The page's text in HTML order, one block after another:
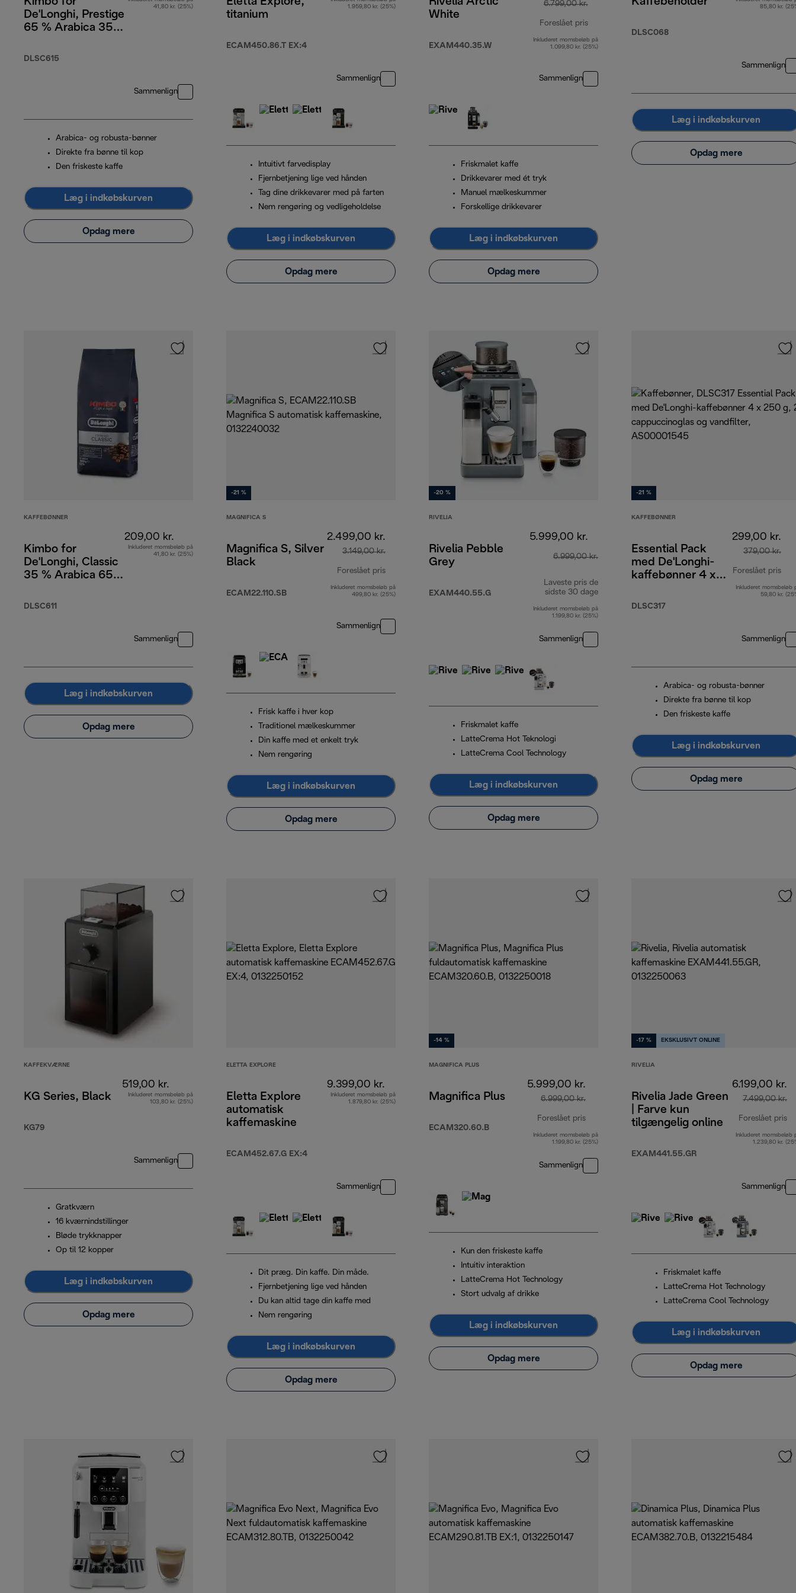
De'Longhi, Prestige
65 % Arabica 35
DLSC615
41,80 kr. (25%)
Sammenlign
Arabica- og robusta-bønner
Direkte fra bønne til kop
Den friskeste kaffe
Læg i indkøbskurven
Opdag mere
titanium
ECAM450.86.T EX:4
1.959,80 kr. (25%)
Sammenlign
Intuitivt farvedisplay
Fjernbetjening lige ved hånden
Tag dine drikkevarer med på farten
Nem rengøring og vedligeholdelse
Læg i indkøbskurven
Opdag mere
White
EXAM440.35.W
6.799,00 kr.
Foreslået pris
oprindelig pris 6.799,00 kr.
Inkluderet momsbeløb på
1.099,80 kr. (25%)
Sammenlign
Friskmalet kaffe
Drikkevarer med ét tryk
Manuel mælkeskummer
Forskellige drikkevarer
Læg i indkøbskurven
Opdag mere
DLSC068
85,80 kr.
Sammenlign
Læg i indkøbskurven
Opdag mere
KAFFEBØNNER
Kimbo for
De'Longhi, Classic
35 % Arabica 65
DLSC611
209,00 kr.
Inkluderet momsbeløb på
41,80 kr. (25%)
Sammenlign
Læg i indkøbskurven
Opdag mere
-21 %
MAGNIFICA S
Magnifica S, Silver
Black
ECAM22.110.SB
2.499,00 kr.
3.149,00 kr.
Foreslået pris
oprindelig pris 3.149,00 kr.
Inkluderet momsbeløb på
499,80 kr. (25%)
Sammenlign
Frisk kaffe i hver kop
Traditionel mælkeskummer
Din kaffe med et enkelt tryk
Nem rengøring
Læg i indkøbskurven
Opdag mere
-20 %
RIVELIA
Rivelia Pebble
Grey
EXAM440.55.G
5.999,00 kr.
6.999,00 kr.
Laveste pris de
sidste 30 dage
Inkluderet momsbeløb på
1.199,80 kr. (25%)
Sammenlign
Friskmalet kaffe
LatteCrema Hot Teknologi
LatteCrema Cool Technology
Læg i indkøbskurven
Opdag mere
-21 %
KAFFEBØNNER
Essential Pack
med De'Longhi-
kaffebønner 4 x
cappuccinoglas og
DLSC317
299,00 kr.
379,00 kr.
Foreslået pris
Inkluderet momsbeløb
59,80 kr.
Sammenlign
Arabica- og robusta-bønner
Direkte fra bønne til kop
Den friskeste kaffe
Læg i indkøbskurven
Opdag mere
KAFFEKVÆRNE
KG Series, Black
KG79
519,00 kr.
Inkluderet momsbeløb på
103,80 kr. (25%)
Sammenlign
Gratkværn
16 kværnindstillinger
Bløde trykknapper
Op til 12 kopper
Læg i indkøbskurven
Opdag mere
ELETTA EXPLORE
Eletta Explore
automatisk
kaffemaskine
ECAM452.67.G EX:4
9.399,00 kr.
Inkluderet momsbeløb på
1.879,80 kr. (25%)
Sammenlign
Dit præg. Din kaffe. Din måde.
Fjernbetjening lige ved hånden
Du kan altid tage din kaffe med
Nem rengøring
Læg i indkøbskurven
Opdag mere
-14 %
MAGNIFICA PLUS
Magnifica Plus
ECAM320.60.B
5.999,00 kr.
6.999,00 kr.
Foreslået pris
oprindelig pris 6.999,00 kr.
Inkluderet momsbeløb på
1.199,80 kr. (25%)
Sammenlign
Kun den friskeste kaffe
Intuitiv interaktion
LatteCrema Hot Technology
Stort udvalg af drikke
Læg i indkøbskurven
Opdag mere
-17 % EKSKLUSIVT ONLINE
RIVELIA
Rivelia Jade Green
| Farve kun
tilgængelig online
EXAM441.55.GR
6.199,00 kr.
7.499,00 kr.
Foreslået pris
Inkluderet momsbeløb
1.239,80 kr.
Sammenlign
Friskmalet kaffe
LatteCrema Hot Technology
LatteCrema Cool Technology
Læg i indkøbskurven
Opdag mere